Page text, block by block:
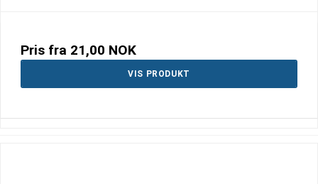
Pris fra 21,00 NOK
VIS PRODUKT